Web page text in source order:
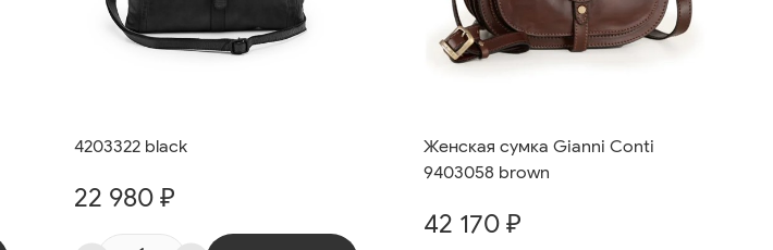
4203322 black
22 980 ₽
Женская сумка Gianni Conti
9403058 brown
42 170 ₽